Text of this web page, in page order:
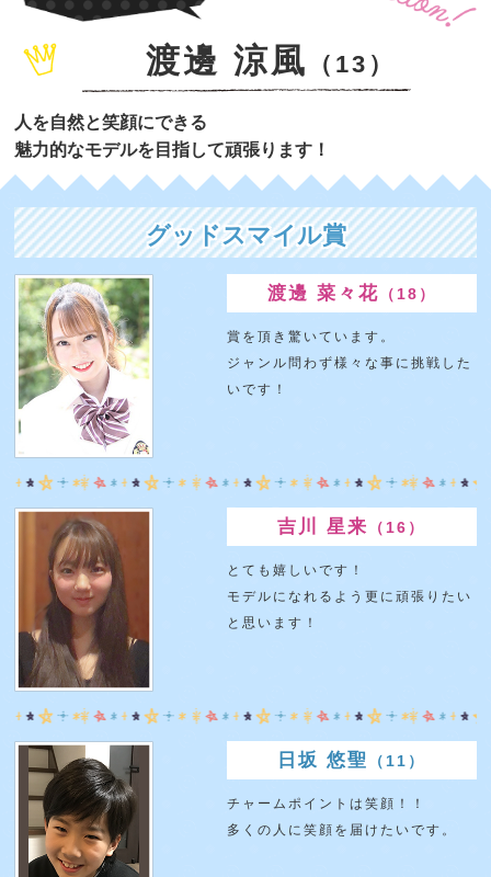
渡邊 涼風 （13）
人を自然と笑顔にできる
魅力的なモデルを目指して頑張ります！
グッドスマイル賞
渡邊 菜々花 （18）
賞を頂き驚いています。
ジャンル問わず様々な事に挑戦した
いです！
吉川 星来 （16）
とても嬉しいです！
モデルになれるよう更に頑張りたい
と思います！
日坂 悠聖 （11）
チャームポイントは笑顔！！
多くの人に笑顔を届けたいです。